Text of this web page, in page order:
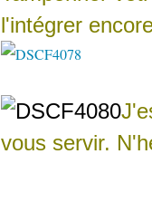
l'intégrer
vous servir.